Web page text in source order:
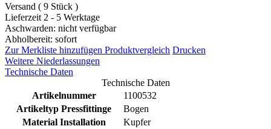
Versand ( 9 Stück )
Lieferzeit 2 - 5 Werktage
Aschwarden: nicht verfügbar
Abholbereit: sofort
Zur Merkliste hinzufügen Produktvergleich Drucken
Weitere Niederlassungen
Technische Daten
Technische Daten
Artikelnummer
1100532
Artikeltyp Pressfittinge
Bogen
Material Installation
Kupfer